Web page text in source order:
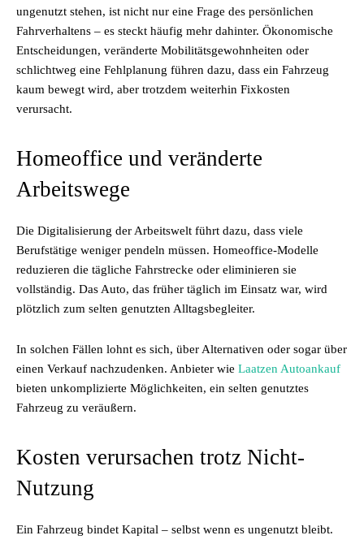
ungenutzt stehen, ist nicht nur eine Frage des persönlichen
Fahrverhaltens – es steckt häufig mehr dahinter. Ökonomische
Entscheidungen, veränderte Mobilitätsgewohnheiten oder
schlichtweg eine Fehlplanung führen dazu, dass ein Fahrzeug
kaum bewegt wird, aber trotzdem weiterhin Fixkosten
verursacht.
Homeoffice und veränderte
Arbeitswege
Die Digitalisierung der Arbeitswelt führt dazu, dass viele
Berufstätige weniger pendeln müssen. Homeoffice-Modelle
reduzieren die tägliche Fahrstrecke oder eliminieren sie
vollständig. Das Auto, das früher täglich im Einsatz war, wird
plötzlich zum selten genutzten Alltagsbegleiter.
In solchen Fällen lohnt es sich, über Alternativen oder sogar über
einen Verkauf nachzudenken. Anbieter wie Laatzen Autoankauf
bieten unkomplizierte Möglichkeiten, ein selten genutztes
Fahrzeug zu veräußern.
Kosten verursachen trotz Nicht-
Nutzung
Ein Fahrzeug bindet Kapital – selbst wenn es ungenutzt bleibt.